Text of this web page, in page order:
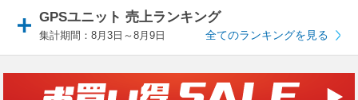
GPSユニット 売上ランキング
集計期間：8月3日～8月9日 全てのランキングを見る